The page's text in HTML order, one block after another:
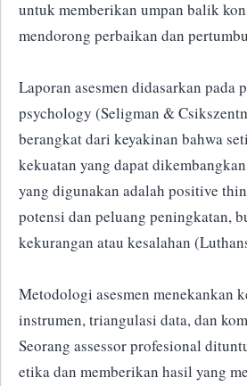
untuk memberikan umpan balik
mendorong perbaikan dan
Laporan asesmen didasarkan pada
psychology (Seligman &
berangkat dari keyakinan bahwa
kekuatan yang dapat
yang digunakan adalah positive
potensi dan peluang peningkatan,
kekurangan atau kesalahan
Metodologi asesmen menekankan
instrumen, triangulasi data, dan
Seorang assessor profesional
etika dan memberikan hasil yang